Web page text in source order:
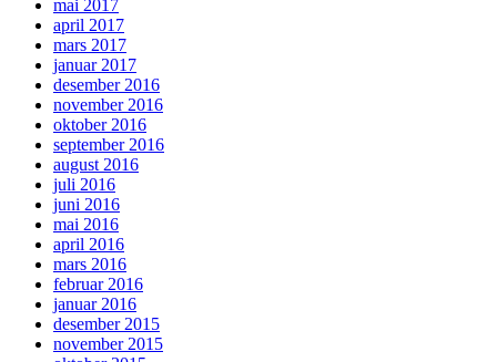
mai 2017
april 2017
mars 2017
januar 2017
desember 2016
november 2016
oktober 2016
september 2016
august 2016
juli 2016
juni 2016
mai 2016
april 2016
mars 2016
februar 2016
januar 2016
desember 2015
november 2015